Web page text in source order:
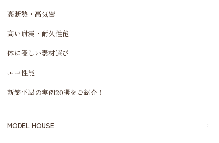
高断熱・高気密
高い耐震・耐久性能
体に優しい素材選び
エコ性能
新築平屋の実例20選をご紹介！
MODEL HOUSE